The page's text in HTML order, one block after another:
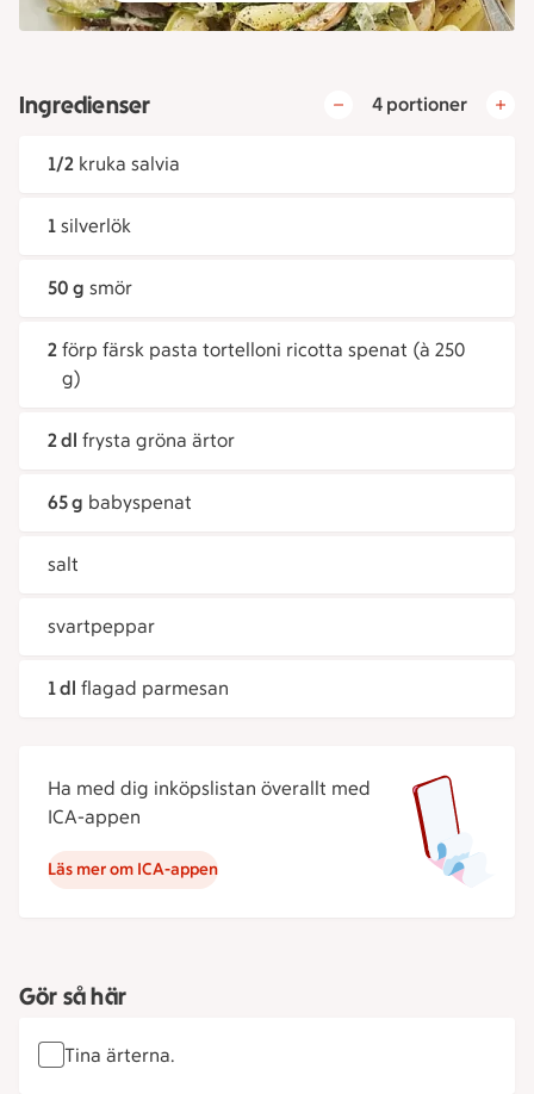
Ingredienser 4 portioner
1/2 kruka salvia
1 silverlök
50 g smör
2 förp färsk pasta tortelloni ricotta spenat (à 250
g)
2 dl frysta gröna ärtor
65 g babyspenat
salt
svartpeppar
1 dl flagad parmesan
Ha med dig inköpslistan överallt med
ICA-appen
Läs mer om ICA-appen
Gör så här
Tina ärterna.